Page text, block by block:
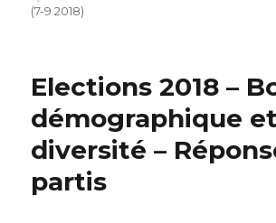
(7-9 2018)
Elections 2018 –
démographique et
diversité –
partis